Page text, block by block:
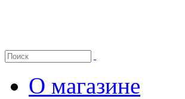
О магазине